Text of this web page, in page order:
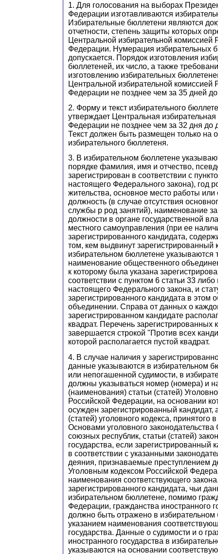
1. Для голосования на выборах
Федерации изготавливаются
Избирательные бюллетени являются
отчетности, степень защиты которых
Центральной избирательной комиссией
Федерации. Нумерация избирательных
допускается. Порядок изготовления
бюллетеней, их число, а также
изготовлению избирательных
Центральной избирательной комиссией
Федерации не позднее чем за 35 дней
2. Форму и текст избирательного
утверждает Центральная
Федерации не позднее чем за 32 дня до
Текст должен быть размещен только на
избирательного бюллетеня.
3. В избирательном бюллетене
порядке фамилия, имя и отчество,
зарегистрирован в соответствии с
настоящего Федерального закона), год
жительства, основное место работы
должность (в случае отсутствия
службы р род занятий), наименование
должности в органе государственной
местного самоуправления (при ее
зарегистрированного кандидата,
том, кем выдвинут зарегистрированный
избирательном бюллетене указываются
наименование общественного
к которому была указана
соответствии с пунктом 6 статьи 33
настоящего Федерального закона, и
зарегистрированного кандидата в этом
объединении. Справа от данных о
зарегистрированном кандидате
квадрат. Перечень зарегистрированных
завершается строкой "Против всех
которой располагается пустой квадрат.
4. В случае наличия у
данные указываются в избирательном
или непогашенной судимости, в
должны указываться номер (номера) и
(наименования) статьи (статей)
Российской Федерации, на основании
осужден зарегистрированный кандидат,
(статей) уголовного кодекса, принятого
Основами уголовного
союзных республик, статьи (статей)
государства, если зарегистрированный
в соответствии с указанными
деяния, признаваемые преступлением
Уголовным кодексом Российской
наименования соответствующего
зарегистрированного кандидата, чьи
избирательном бюллетене, помимо
Федерации, гражданства иностранного
должно быть отражено в избирательном
указанием наименования
государства. Данные о судимости и о
иностранного государства в
указываются на основании